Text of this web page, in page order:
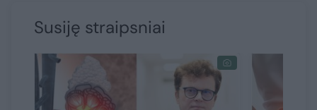
Susiję straipsniai